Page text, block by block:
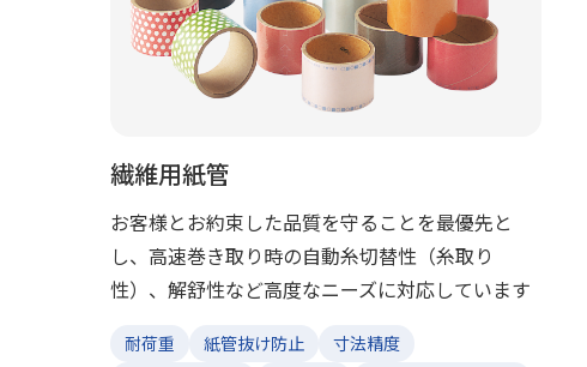
繊維⽤紙管
お客様とお約束した品質を守ることを最優先と
し、高速巻き取り時の自動糸切替性（糸取り
性）、解舒性など高度なニーズに対応しています
耐荷重 紙管抜け防止
寸法精度